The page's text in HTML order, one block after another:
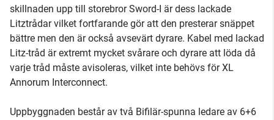
skillnaden upp till storebror Sword-I är dess lackade
Litztrådar vilket fortfarande gör att den presterar snäppet
bättre men den är också avsevärt dyrare. Kabel med lackad
Litz-tråd är extremt mycket svårare och dyrare att löda då
varje tråd måste avisoleras, vilket inte behövs för XL
Annorum Interconnect.
Uppbyggnaden består av två Bifilär-spunna ledare av 6+6